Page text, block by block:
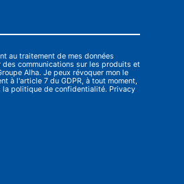
au traitement de mes données
communications sur les produits et
Alha. Je peux révoquer mon le
à l'article 7 du GDPR, à tout moment,
la politique de confidentialité. Privacy